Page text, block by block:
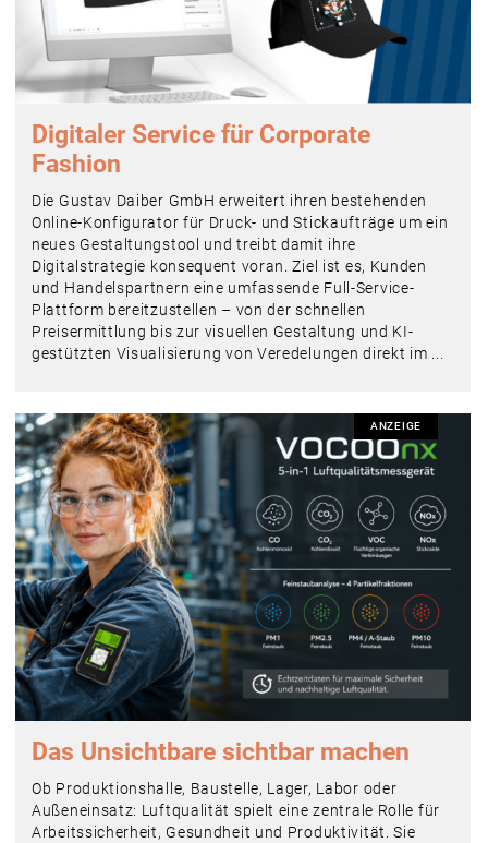
Digitaler Service für Corporate
Fashion
Die Gustav Daiber GmbH erweitert ihren bestehenden
Online-Konfigurator für Druck- und Stickaufträge um ein
neues Gestaltungstool und treibt damit ihre
Digitalstrategie konsequent voran. Ziel ist es, Kunden
und Handelspartnern eine umfassende Full-Service-
Plattform bereitzustellen – von der schnellen
Preisermittlung bis zur visuellen Gestaltung und KI-
gestützten Visualisierung von Veredelungen direkt im ...
ANZEIGE
Das Unsichtbare sichtbar machen
Ob Produktionshalle, Baustelle, Lager, Labor oder
Außeneinsatz: Luftqualität spielt eine zentrale Rolle für
Arbeitssicherheit, Gesundheit und Produktivität. Sie